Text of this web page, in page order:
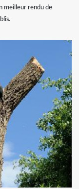
meilleur rendu de